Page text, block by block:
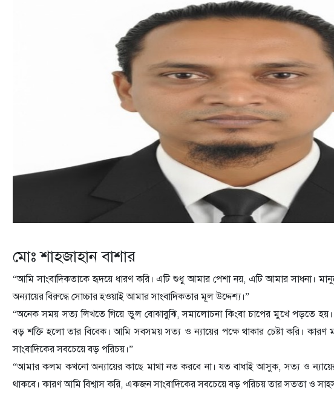
মোঃ শাহজাহান বাশার
“আমি সাংবাদিকতাকে হৃদয়ে ধারণ করি। এটি শুধু আমার পেশা নয়, এটি আমার সাধনা।
অন্যায়ের বিরুদ্ধে সোচ্চার হওয়াই আমার সাংবাদিকতার মূল উদ্দেশ্য।”
“অনেক সময় সত্য লিখতে গিয়ে ভুল বোঝাবুঝি, সমালোচনা কিংবা চাপের মুখে পড়তে হয়।
বড় শক্তি হলো তার বিবেক। আমি সবসময় সত্য ও ন্যায়ের পক্ষে থাকার চেষ্টা করি। কারণ
সাংবাদিকের সবচেয়ে বড় পরিচয়।”
“আমার কলম কখনো অন্যায়ের কাছে মাথা নত করবে না। যত বাধাই আসুক, সত্য ও
থাকবে। কারণ আমি বিশ্বাস করি, একজন সাংবাদিকের সবচেয়ে বড় পরিচয় তার সততা ও